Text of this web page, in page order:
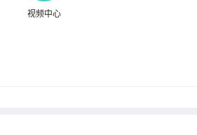
视频中心